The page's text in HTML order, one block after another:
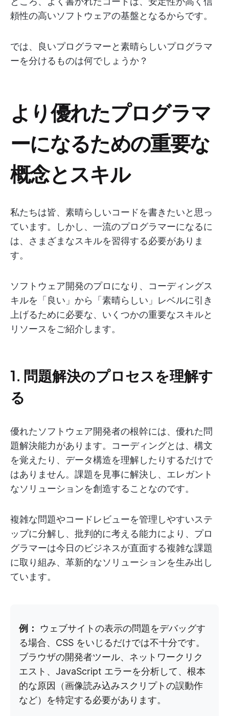
頼性の高いソフトウェアの基盤となるからです。
では、良いプログラマーと素晴らしいプログラマ
ーを分けるものは何でしょうか？
より優れたプログラマ
ーになるための重要な
概念とスキル
私たちは皆、素晴らしいコードを書きたいと思っ
ています。しかし、一流のプログラマーになるに
は、さまざまなスキルを習得する必要がありま
す。
ソフトウェア開発のプロになり、コーディングス
キルを「良い」から「素晴らしい」レベルに引き
上げるために必要な、いくつかの重要なスキルと
リソースをご紹介します。
1. 問題解決のプロセスを理解す
る
優れたソフトウェア開発者の根幹には、優れた問
題解決能力があります。コーディングとは、構文
を覚えたり、データ構造を理解したりするだけで
はありません。課題を見事に解決し、エレガント
なソリューションを創造することなのです。
複雑な問題やコードレビューを管理しやすいステ
ップに分解し、批判的に考える能力により、プロ
グラマーは今日のビジネスが直面する複雑な課題
に取り組み、革新的なソリューションを生み出し
ています。
例：
ウェブサイトの表示の問題をデバッグす
る場合、CSS をいじるだけでは不十分です。
ブラウザの開発者ツール、ネットワークリク
エスト、JavaScript エラーを分析して、根本
的な原因（画像読み込みスクリプトの誤動作
など）を特定する必要があります。